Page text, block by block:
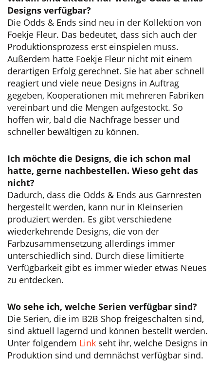
Designs verfügbar?
Die Odds & Ends sind neu in der Kollektion von
Foekje Fleur. Das bedeutet, dass sich auch der
Produktionsprozess erst einspielen muss.
Außerdem hatte Foekje Fleur nicht mit einem
derartigen Erfolg gerechnet. Sie hat aber schnell
reagiert und viele neue Designs in Auftrag
gegeben, Kooperationen mit mehreren Fabriken
vereinbart und die Mengen aufgestockt. So
hoffen wir, bald die Nachfrage besser und
schneller bewältigen zu können.
Ich möchte die Designs, die ich schon mal
hatte, gerne nachbestellen. Wieso geht das
nicht?
Dadurch, dass die Odds & Ends aus Garnresten
hergestellt werden, kann nur in Kleinserien
produziert werden. Es gibt verschiedene
wiederkehrende Designs, die von der
Farbzusammensetzung allerdings immer
unterschiedlich sind. Durch diese limitierte
Verfügbarkeit gibt es immer wieder etwas Neues
zu entdecken.
Wo sehe ich, welche Serien verfügbar sind?
Die Serien, die im B2B Shop freigeschalten sind,
sind aktuell lagernd und können bestellt werden.
Unter folgendem Link seht ihr, welche Designs in
Produktion sind und demnächst verfügbar sind.